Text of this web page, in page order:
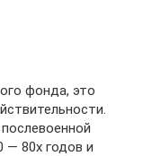
фонда, это
— 80х годов и